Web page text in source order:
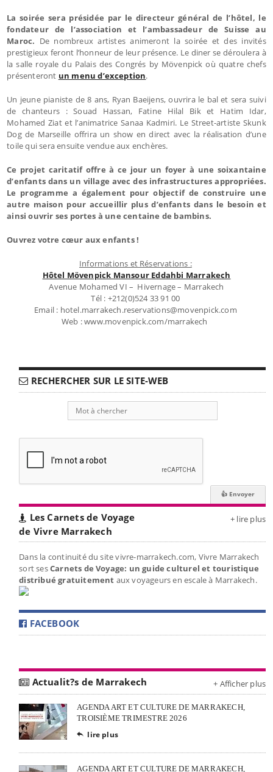
La soirée sera présidée par le directeur général de l’hôtel, le
fondateur de l’association et l’ambassadeur de Suisse au
Maroc. De nombreux artistes animeront la soirée et des invités
prestigieux feront l’honneur de leur présence. Le diner se déroulera à
la salle royale du Palais des Congrés by Mövenpick où quatre chefs
présenteront un menu d’exception.
Un jeune pianiste de 8 ans, Ryan Baeijens, ouvrira le bal et sera suivi
de chanteurs : Souad Hassan, Fatine Hilal Bik et Hatim Idar,
Mohamed Ziat et l’animatrice Sanaa Kadmiri. Le Street-artiste Skunk
Dog de Marseille offrira un show en direct avec la réalisation d’une
toile qui sera ensuite vendue aux enchères.
Ce projet caritatif offre à ce jour un foyer à une soixantaine
d’enfants dans un village avec des infrastructures appropriées.
Le programme a également pour objectif de construire une
autre maison pour accueillir plus d’enfants dans le besoin et
ainsi ouvrir ses portes à une centaine de bambins.
Ouvrez votre cœur aux enfants !
Informations et Réservations :
Hôtel Mövenpick Mansour Eddahbi Marrakech
Avenue Mohamed VI – Hivernage – Marrakech
Tél : +212(0)524 33 91 00
Email : hotel.marrakech.reservations@movenpick.com
Web : www.movenpick.com/marrakech
RECHERCHER SUR LE SITE-WEB
Les Carnets de Voyage
de Vivre Marrakech
+ lire plus
Dans la continuité du site vivre-marrakech.com, Vivre Marrakech
sort sesCarnets de Voyage: un guide culturel et touristique
distribué gratuitement aux voyageurs en escale à Marrakech.
FACEBOOK
Actualit?s de Marrakech + Afficher plus
AGENDA ART ET CULTURE DE MARRAKECH,
TROISIÈME TRIMESTRE 2026
 lire plus
AGENDA ART ET CULTURE DE MARRAKECH,